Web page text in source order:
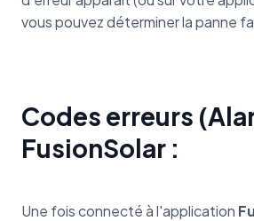
vous pouvez déterminer la panne
Codes erreurs
FusionSolar :
Une fois connecté à l'application